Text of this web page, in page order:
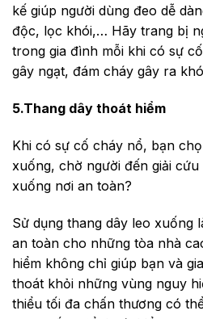
kế giúp người dùng đeo dễ
độc, lọc khói,… Hãy trang bị
trong gia đình mỗi khi có sự
gây ngạt, đám cháy gây ra
5.Thang dây thoát hiểm
Khi có sự cố cháy nổ, bạn
xuống, chờ người đến giải
xuống nơi an toàn?
Sử dụng thang dây leo xuống
an toàn cho những tòa nhà
hiểm không chỉ giúp bạn và
thoát khỏi những vùng nguy
thiểu tối đa chấn thương có